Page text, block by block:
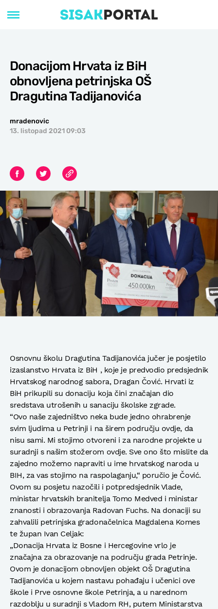
Donacijom Hrvata iz BiH
obnovljena petrinjska OŠ
Dragutina Tadijanovića
mradenovic
13. listopad 2021 09:03
Osnovnu školu Dragutina Tadijanovića jučer je posjetilo
izaslanstvo Hrvata iz BiH , koje je predvodio predsjednik
Hrvatskog narodnog sabora, Dragan Čović. Hrvati iz
BiH prikupili su donaciju koja čini značajan dio
sredstava utrošenih u sanaciju školske zgrade.
“Ovo naše zajedništvo neka bude jedno ohrabrenje
svim ljudima u Petrinji i na širem području ovdje, da
nisu sami. Mi stojimo otvoreni i za narodne projekte u
suradnji s našim stožerom ovdje. Sve ono što mislite da
zajedno možemo napraviti u ime hrvatskog naroda u
BIH, za vas stojimo na raspolaganju,“ poručio je Čović.
Ovom su posjetu nazočili i potpredsjednik Vlade,
ministar hrvatskih branitelja Tomo Medved i ministar
znanosti i obrazovanja Radovan Fuchs. Na donaciji su
zahvalili petrinjska gradonačelnica Magdalena Komes
te župan Ivan Celjak:
„Donacija Hrvata iz Bosne i Hercegovine vrlo je
značajna za obrazovanje na području grada Petrinje.
Ovom je donacijom obnovljen objekt OŠ Dragutina
Tadijanovića u kojem nastavu pohađaju i učenici ove
škole i Prve osnovne škole Petrinja, a u narednom
razdoblju u suradnji s Vladom RH, putem Ministarstva